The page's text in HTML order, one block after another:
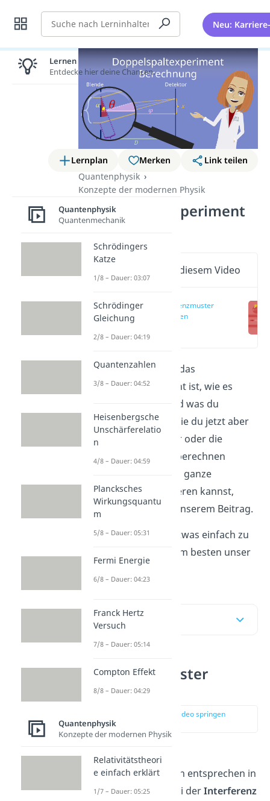
Suche Neu:
Lernplan Merken
Link teilen
Quantenphysik
Konzepte der modernen Physik
Doppelspaltexperiment
Berechnung
Wichtige Inhalte in diesem Video
Interferenzmuster
berechnen
Du weißt bereits, was das
Doppelspaltexperiment ist, wie es
durchgeführt wird und was du
beobachten kannst. Wie du jetzt aber
das Interferenzmuster oder die
Intensitätsverteilung berechnen
kannst und wie du das ganze
Experiment interpretieren kannst,
zeigen wir dir hier in unserem Beitrag.
Um das Ganze noch etwas einfach zu
verstehen, schau dir am besten unser
dazu an!
Inhaltsübersicht
Interferenzmuster
berechnen
zur Stelle im Video springen
Die beobachteten
Intensitätsverteilungen entsprechen in
ihrer Gestalt denen bei derInterferenz
Lernen lohnt sich!
Entdecke hier deine Chancen.
Quantenphysik
Quantenmechanik
Schrödingers
Katze
1/8 – Dauer: 03:07
Schrödinger
Gleichung
2/8 – Dauer: 04:19
Quantenzahlen
3/8 – Dauer: 04:52
Heisenbergsche
Unschärferelatio
n
4/8 – Dauer: 04:59
Plancksches
Wirkungsquantu
m
5/8 – Dauer: 05:31
Fermi Energie
6/8 – Dauer: 04:23
Franck Hertz
Versuch
7/8 – Dauer: 05:14
Compton Effekt
8/8 – Dauer: 04:29
Quantenphysik
Konzepte der modernen Physik
Relativitätstheori
e einfach erklärt
1/7 – Dauer: 05:25